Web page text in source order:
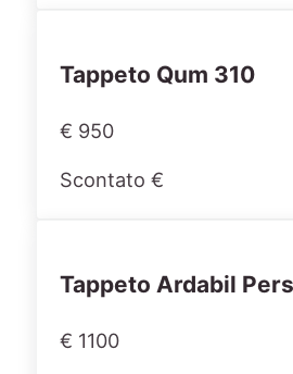
Tappeto Qum 310
€ 950
Scontato €
Tappeto Ardabil
€ 1100